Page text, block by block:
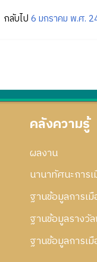
กลับไป 6 มกราคม พ.ศ.
คลังความรู้
ผลงาน
นานาทัศนะการเ
ฐานข้อมูลการเ
ฐานข้อมูลรางวั
ฐานข้อมูลการเ